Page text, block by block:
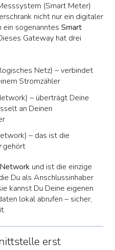
(Smart Meter)
nicht nur ein digitaler
ein sogenanntes Smart
Gateway hat drei
Netz) – verbindet
Stromzähler
– überträgt Deine
an Deinen
– das ist die
gehört
und ist die einzige
Du als Anschlussinhaber
kannst Du Deine eigenen
lokal abrufen – sicher,
erst